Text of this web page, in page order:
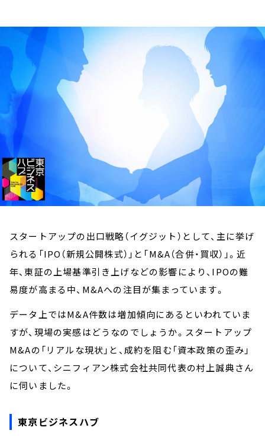
イベント・グッズ
YouTube
会社情報
スタートアップの出口戦略（イグジット）として、主に挙げ
られる「IPO（新規公開株式）」と「M&A（合併・買収）」。近
年、東証の上場基準引き上げなどの影響により、IPOの難
易度が高まる中、M&Aへの注目が集まっています。
データ上ではM&A件数は増加傾向にあるといわれていま
すが、現場の実感はどうなのでしょうか。スタートアップ
M&Aの「リアルな現状」と、成約を阻む「資本政策の歪み」
について、シニフィアン株式会社共同代表の村上誠典さん
に伺いました。
東京ビジネスハブ